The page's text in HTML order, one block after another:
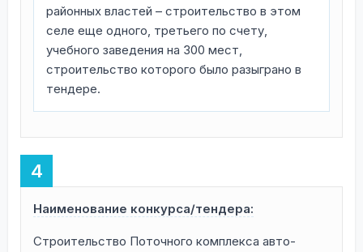
районных властей – строительство в этом
селе еще одного, третьего по счету,
учебного заведения на 300 мест,
строительство которого было разыграно в
тендере.
Наименование конкурса/тендера:
Строительство Поточного комплекса авто-